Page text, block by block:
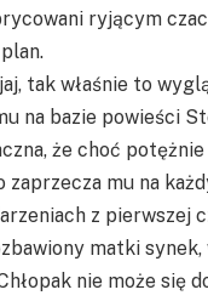
ryjącym
tak właśnie to
na bazie powieści
że choć
zaprzecza mu na
z pierwszej
matki synek,
nie może się